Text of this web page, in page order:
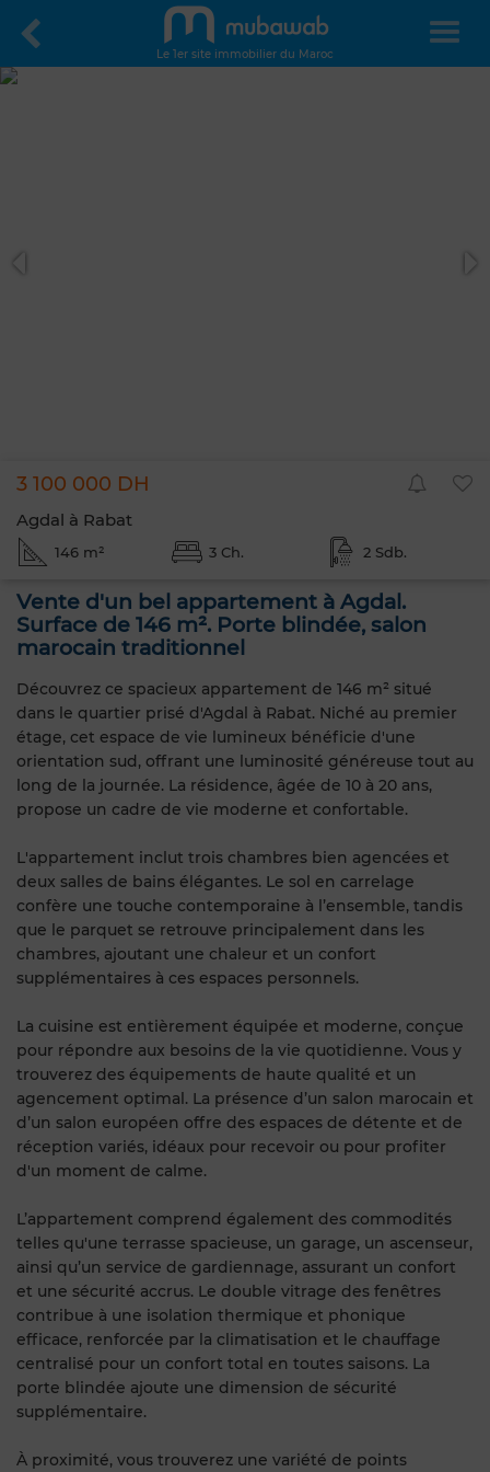
Le 1er site immobilier du Maroc
3 100 000 DH
Agdal à Rabat
146 m² 3 Ch. 2 Sdb.
Vente d'un bel appartement à Agdal.
Surface de 146 m². Porte blindée, salon
marocain traditionnel
Découvrez ce spacieux appartement de 146 m² situé
dans le quartier prisé d'Agdal à Rabat. Niché au premier
étage, cet espace de vie lumineux bénéficie d'une
orientation sud, offrant une luminosité généreuse tout au
long de la journée. La résidence, âgée de 10 à 20 ans,
propose un cadre de vie moderne et confortable.
L'appartement inclut trois chambres bien agencées et
deux salles de bains élégantes. Le sol en carrelage
confère une touche contemporaine à l’ensemble, tandis
que le parquet se retrouve principalement dans les
chambres, ajoutant une chaleur et un confort
supplémentaires à ces espaces personnels.
La cuisine est entièrement équipée et moderne, conçue
pour répondre aux besoins de la vie quotidienne. Vous y
trouverez des équipements de haute qualité et un
agencement optimal. La présence d’un salon marocain et
d’un salon européen offre des espaces de détente et de
réception variés, idéaux pour recevoir ou pour profiter
d'un moment de calme.
L’appartement comprend également des commodités
telles qu'une terrasse spacieuse, un garage, un ascenseur,
ainsi qu’un service de gardiennage, assurant un confort
et une sécurité accrus. Le double vitrage des fenêtres
contribue à une isolation thermique et phonique
efficace, renforcée par la climatisation et le chauffage
centralisé pour un confort total en toutes saisons. La
porte blindée ajoute une dimension de sécurité
supplémentaire.
À proximité, vous trouverez une variété de points